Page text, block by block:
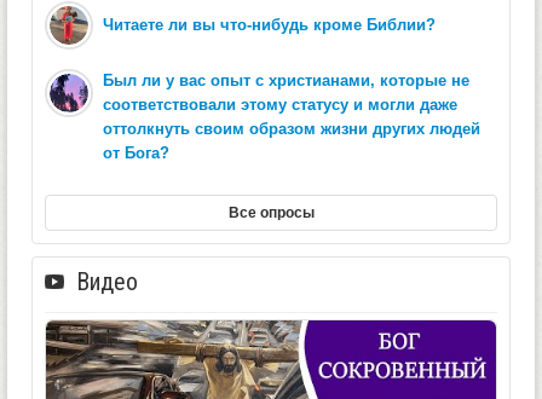
Читаете ли вы что-нибудь кроме Библии?
Был ли у вас опыт с христианами, которые не
соответствовали этому статусу и могли даже
оттолкнуть своим образом жизни других людей
от Бога?
Все опросы
Видео